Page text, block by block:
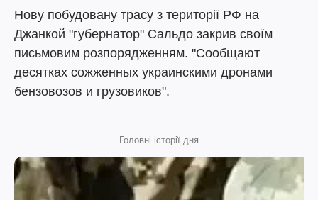
Нову побудовану трасу з території РФ на
Джанкой "губернатор" Сальдо закрив своїм
письмовим розпорядженням. "Сообщают
десятках сожженных украинскими дронами
бензовозов и грузовиков".
Головні історії дня